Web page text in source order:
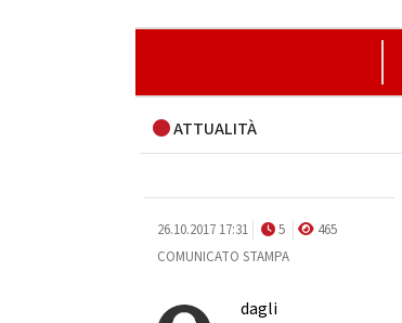
ATTUALITÀ
26.10.2017 17:31 5
465
COMUNICATO STAMPA
dagli